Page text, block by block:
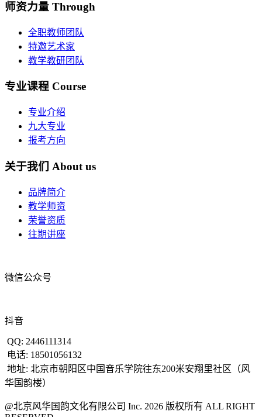
师资力量 Through
全职教师团队
特邀艺术家
教学教研团队
专业课程 Course
专业介绍
九大专业
报考方向
关于我们 About us
品牌简介
教学师资
荣誉资质
往期讲座
微信公众号
抖音
QQ: 2446111314
电话: 18501056132
地址: 北京市朝阳区中国音乐学院往东200米安翔里社区（风
华国韵楼）
@北京风华国韵文化有限公司 Inc. 2026 版权所有 ALL RIGHT